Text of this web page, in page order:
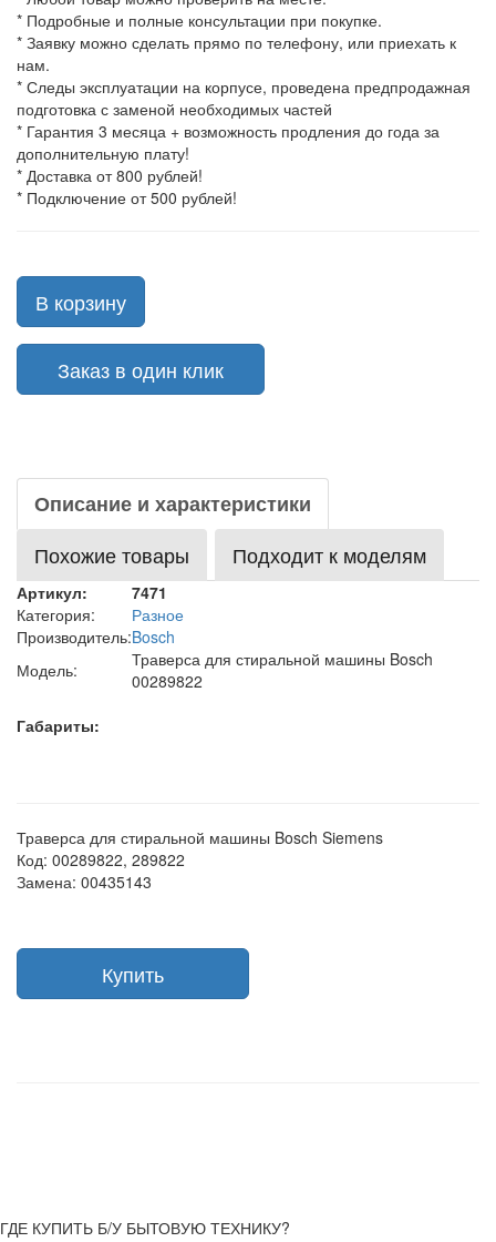
* Подробные и полные консультации при покупке.
* Заявку можно сделать прямо по телефону, или приехать к
нам.
* Следы эксплуатации на корпусе, проведена предпродажная
подготовка с заменой необходимых частей
* Гарантия 3 месяца + возможность продления до года за
дополнительную плату!
* Доставка от 800 рублей!
* Подключение от 500 рублей!
В корзину
Заказ в один клик
Описание и характеристики
Похожие товары
Подходит к моделям
Артикул:
7471
Категория:
Разное
Производитель:Bosch
Модель:
Траверса для стиральной машины Bosch
00289822
Габариты:
Траверса для стиральной машины Bosch Siemens
Код: 00289822, 289822
Замена: 00435143
ГДЕ КУПИТЬ Б/У БЫТОВУЮ ТЕХНИКУ?